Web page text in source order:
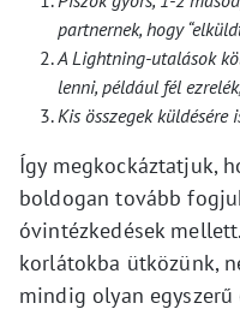
partnernek, hogy
A Lightning-utalások
lenni, például fél
Kis összegek küldésére
Így megkockáztatjuk,
boldogan tovább
óvintézkedések
korlátokba ütközünk,
mindig olyan egyszerű